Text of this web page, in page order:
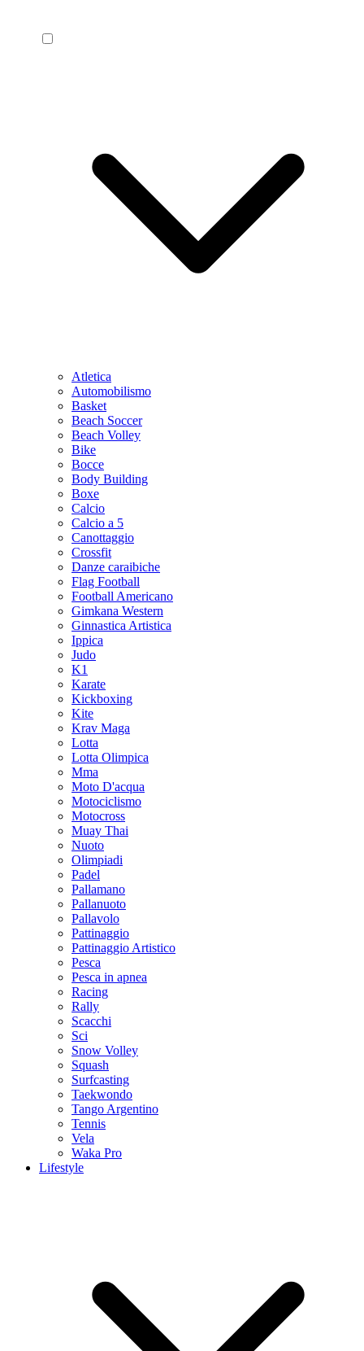
Atletica
Automobilismo
Basket
Beach Soccer
Beach Volley
Bike
Bocce
Body Building
Boxe
Calcio
Calcio a 5
Canottaggio
Crossfit
Danze caraibiche
Flag Football
Football Americano
Gimkana Western
Ginnastica Artistica
Ippica
Judo
K1
Karate
Kickboxing
Kite
Krav Maga
Lotta
Lotta Olimpica
Mma
Moto D'acqua
Motociclismo
Motocross
Muay Thai
Nuoto
Olimpiadi
Padel
Pallamano
Pallanuoto
Pallavolo
Pattinaggio
Pattinaggio Artistico
Pesca
Pesca in apnea
Racing
Rally
Scacchi
Sci
Snow Volley
Squash
Surfcasting
Taekwondo
Tango Argentino
Tennis
Vela
Waka Pro
Lifestyle